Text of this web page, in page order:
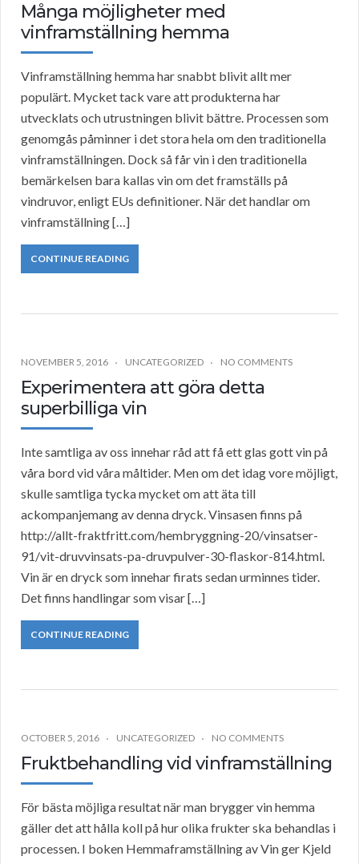
Många möjligheter med
vinframställning hemma
Vinframställning hemma har snabbt blivit allt mer
populärt. Mycket tack vare att produkterna har
utvecklats och utrustningen blivit bättre. Processen som
genomgås påminner i det stora hela om den traditionella
vinframställningen. Dock så får vin i den traditionella
bemärkelsen bara kallas vin om det framställs på
vindruvor, enligt EUs definitioner. När det handlar om
vinframställning […]
CONTINUE READING
NOVEMBER 5, 2016 UNCATEGORIZED NO COMMENTS
Experimentera att göra detta
superbilliga vin
Inte samtliga av oss innehar råd att få ett glas gott vin på
våra bord vid våra måltider. Men om det idag vore möjligt,
skulle samtliga tycka mycket om att äta till
ackompanjemang av denna dryck. Vinsasen finns på
http://allt-fraktfritt.com/hembryggning-20/vinsatser-
91/vit-druvvinsats-pa-druvpulver-30-flaskor-814.html.
Vin är en dryck som innehar firats sedan urminnes tider.
Det finns handlingar som visar […]
CONTINUE READING
OCTOBER 5, 2016 UNCATEGORIZED NO COMMENTS
Fruktbehandling vid vinframställning
För bästa möjliga resultat när man brygger vin hemma
gäller det att hålla koll på hur olika frukter ska behandlas i
processen. I boken Hemmaframställning av Vin ger Kjeld